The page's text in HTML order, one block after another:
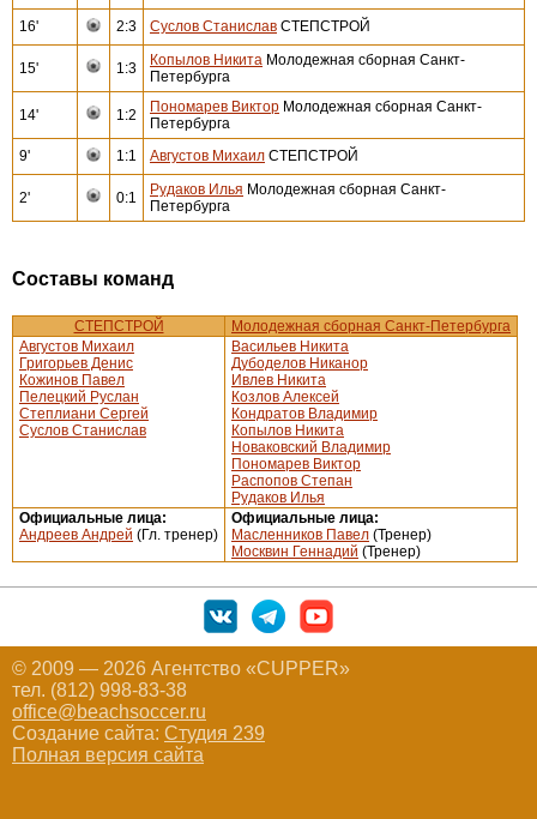
16' 2:3 Суслов Станислав СТЕПСТРОЙ
15' 1:3 Копылов Никита Молодежная сборная Санкт-
Петербурга
14' 1:2 Пономарев Виктор Молодежная сборная Санкт-
Петербурга
9'
1:1 Августов Михаил СТЕПСТРОЙ
2' 0:1 Рудаков Илья Молодежная сборная Санкт-
Петербурга
Составы команд
СТЕПСТРОЙ
Молодежная сборная Санкт-Петербурга
Августов Михаил
Григорьев Денис
Кожинов Павел
Пелецкий Руслан
Степлиани Сергей
Суслов Станислав
Васильев Никита
Дубоделов Никанор
Ивлев Никита
Козлов Алексей
Кондратов Владимир
Копылов Никита
Новаковский Владимир
Пономарев Виктор
Распопов Степан
Рудаков Илья
Официальные лица:
Андреев Андрей (Гл. тренер)
Официальные лица:
Масленников Павел (Тренер)
Москвин Геннадий (Тренер)
© 2009 — 2026 Агентство «CUPPER»
тел. (812) 998-83-38
office@beachsoccer.ru
Создание сайта: Студия 239
Полная версия сайта